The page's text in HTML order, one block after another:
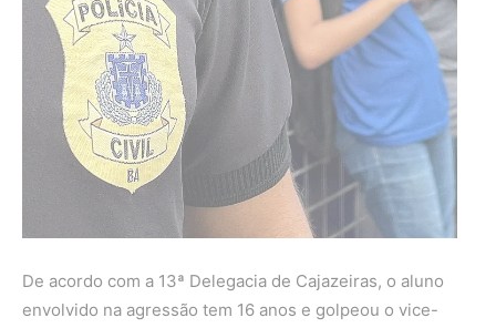
De acordo com a 13ª Delegacia de Cajazeiras, o aluno
envolvido na agressão tem 16 anos e golpeou o vice-